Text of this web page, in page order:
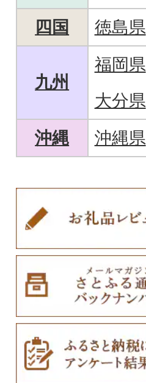
四国
徳島県
九州
福岡県
大分県
沖縄
沖縄県